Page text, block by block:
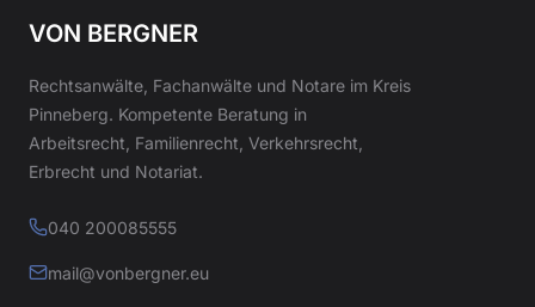
VON BERGNER
Rechtsanwälte, Fachanwälte und Notare im Kreis
Pinneberg. Kompetente Beratung in
Arbeitsrecht, Familienrecht, Verkehrsrecht,
Erbrecht und Notariat.
040 200085555
mail@vonbergner.eu